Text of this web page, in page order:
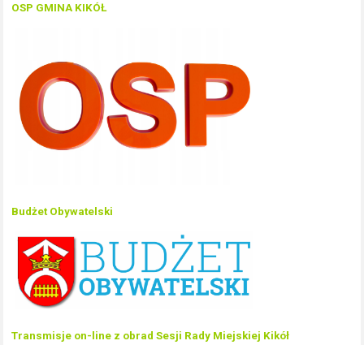
OSP GMINA KIKÓŁ
Budżet Obywatelski
Transmisje on-line z obrad Sesji Rady Miejskiej Kikół